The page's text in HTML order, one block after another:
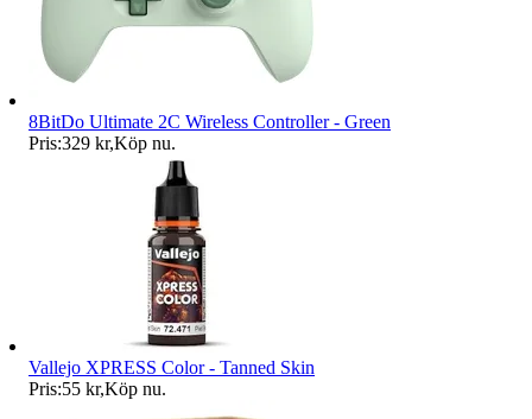
8BitDo Ultimate 2C Wireless Controller - Green
Pris:329 kr,Köp nu.
Vallejo XPRESS Color - Tanned Skin
Pris:55 kr,Köp nu.